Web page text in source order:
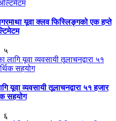
यूवा क्लव फिस्लिङ्गको एक हप्ते
५
यूवा व्यवसायी तूलाचनद्वारा ५१ हजार
सहयोग
६